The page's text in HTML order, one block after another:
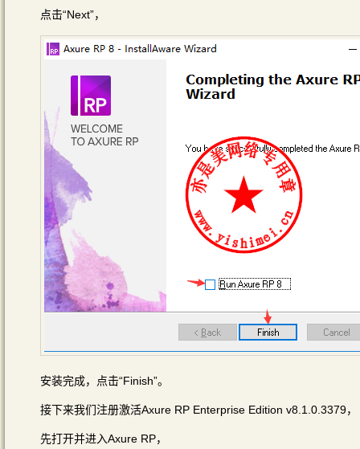
点击“Next”，
安装完成，点击“Finish”。
接下来我们注册激活Axure RP Enterprise Edition v8.1.0.3379，
先打开并进入Axure RP，